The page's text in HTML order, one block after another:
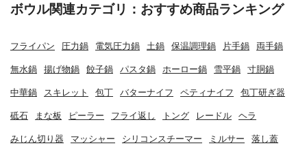
ボウル関連カテゴリ：おすすめ商品ランキング
フライパン 圧力鍋 電気圧力鍋 土鍋 保温調理鍋 片手鍋 両手鍋
無水鍋 揚げ物鍋 餃子鍋 パスタ鍋 ホーロー鍋 雪平鍋 寸胴鍋
中華鍋 スキレット 包丁 バターナイフ ペティナイフ 包丁研ぎ器
砥石 まな板 ピーラー フライ返し トング レードル ヘラ
みじん切り器 マッシャー シリコンスチーマー ミルサー 落し蓋